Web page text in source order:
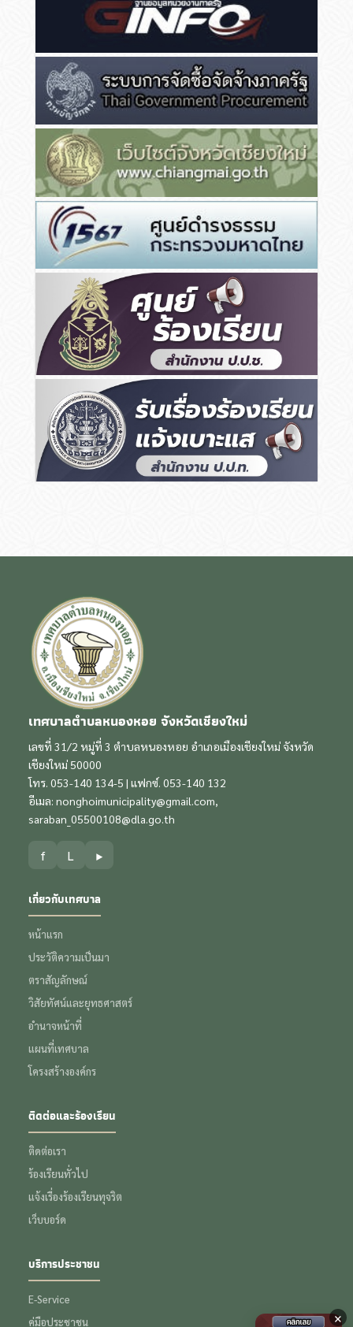
เทศบาลตำบลหนองหอย จังหวัดเชียงใหม่
เลขที่ 31/2 หมู่ที่ 3 ตำบลหนองหอย อำเภอเมืองเชียงใหม่ จังหวัด
เชียงใหม่ 50000
โทร. 053-140 134-5 | แฟกซ์. 053-140 132
อีเมล: nonghoimunicipality@gmail.com,
saraban_05500108@dla.go.th
f L ▶
เกี่ยวกับเทศบาล
หน้าแรก
ประวัติความเป็นมา
ตราสัญลักษณ์
วิสัยทัศน์และยุทธศาสตร์
อำนาจหน้าที่
แผนที่เทศบาล
โครงสร้างองค์กร
ติดต่อและร้องเรียน
ติดต่อเรา
ร้องเรียนทั่วไป
แจ้งเรื่องร้องเรียนทุจริต
เว็บบอร์ด
บริการประชาชน
E-Service
คู่มือประชาชน
×